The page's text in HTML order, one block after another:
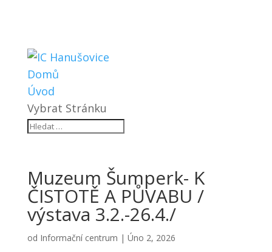
Domů
Úvod
Vybrat Stránku
Muzeum Šumperk- K
ČISTOTĚ A PŮVABU /
výstava 3.2.-26.4./
od Informační centrum | Úno 2, 2026